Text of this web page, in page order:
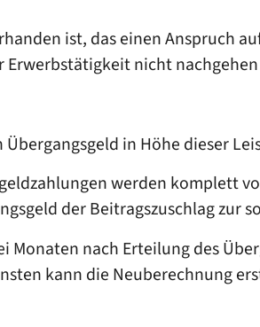
ist, das einen Anspruch
nicht
in Höhe dieser
werden komplett
der Beitragszuschlag zur
nach Erteilung des
kann die Neuberechnung